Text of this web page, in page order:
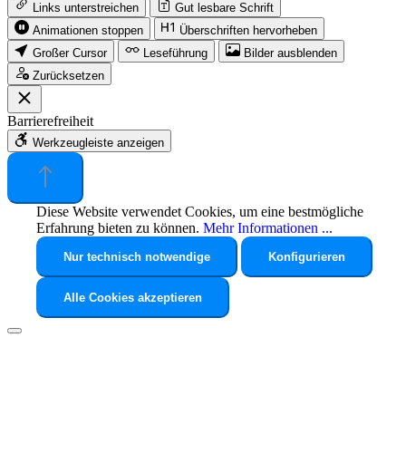
Links unterstreichen
Gut lesbare Schrift
Animationen stoppen
Überschriften hervorheben
Großer Cursor
Leseführung
Bilder ausblenden
Zurücksetzen
Barrierefreiheit
Werkzeugleiste anzeigen
Diese Website verwendet Cookies, um eine bestmögliche
Erfahrung bieten zu können. Mehr Informationen ...
Nur technisch notwendige Konfigurieren
Alle Cookies akzeptieren